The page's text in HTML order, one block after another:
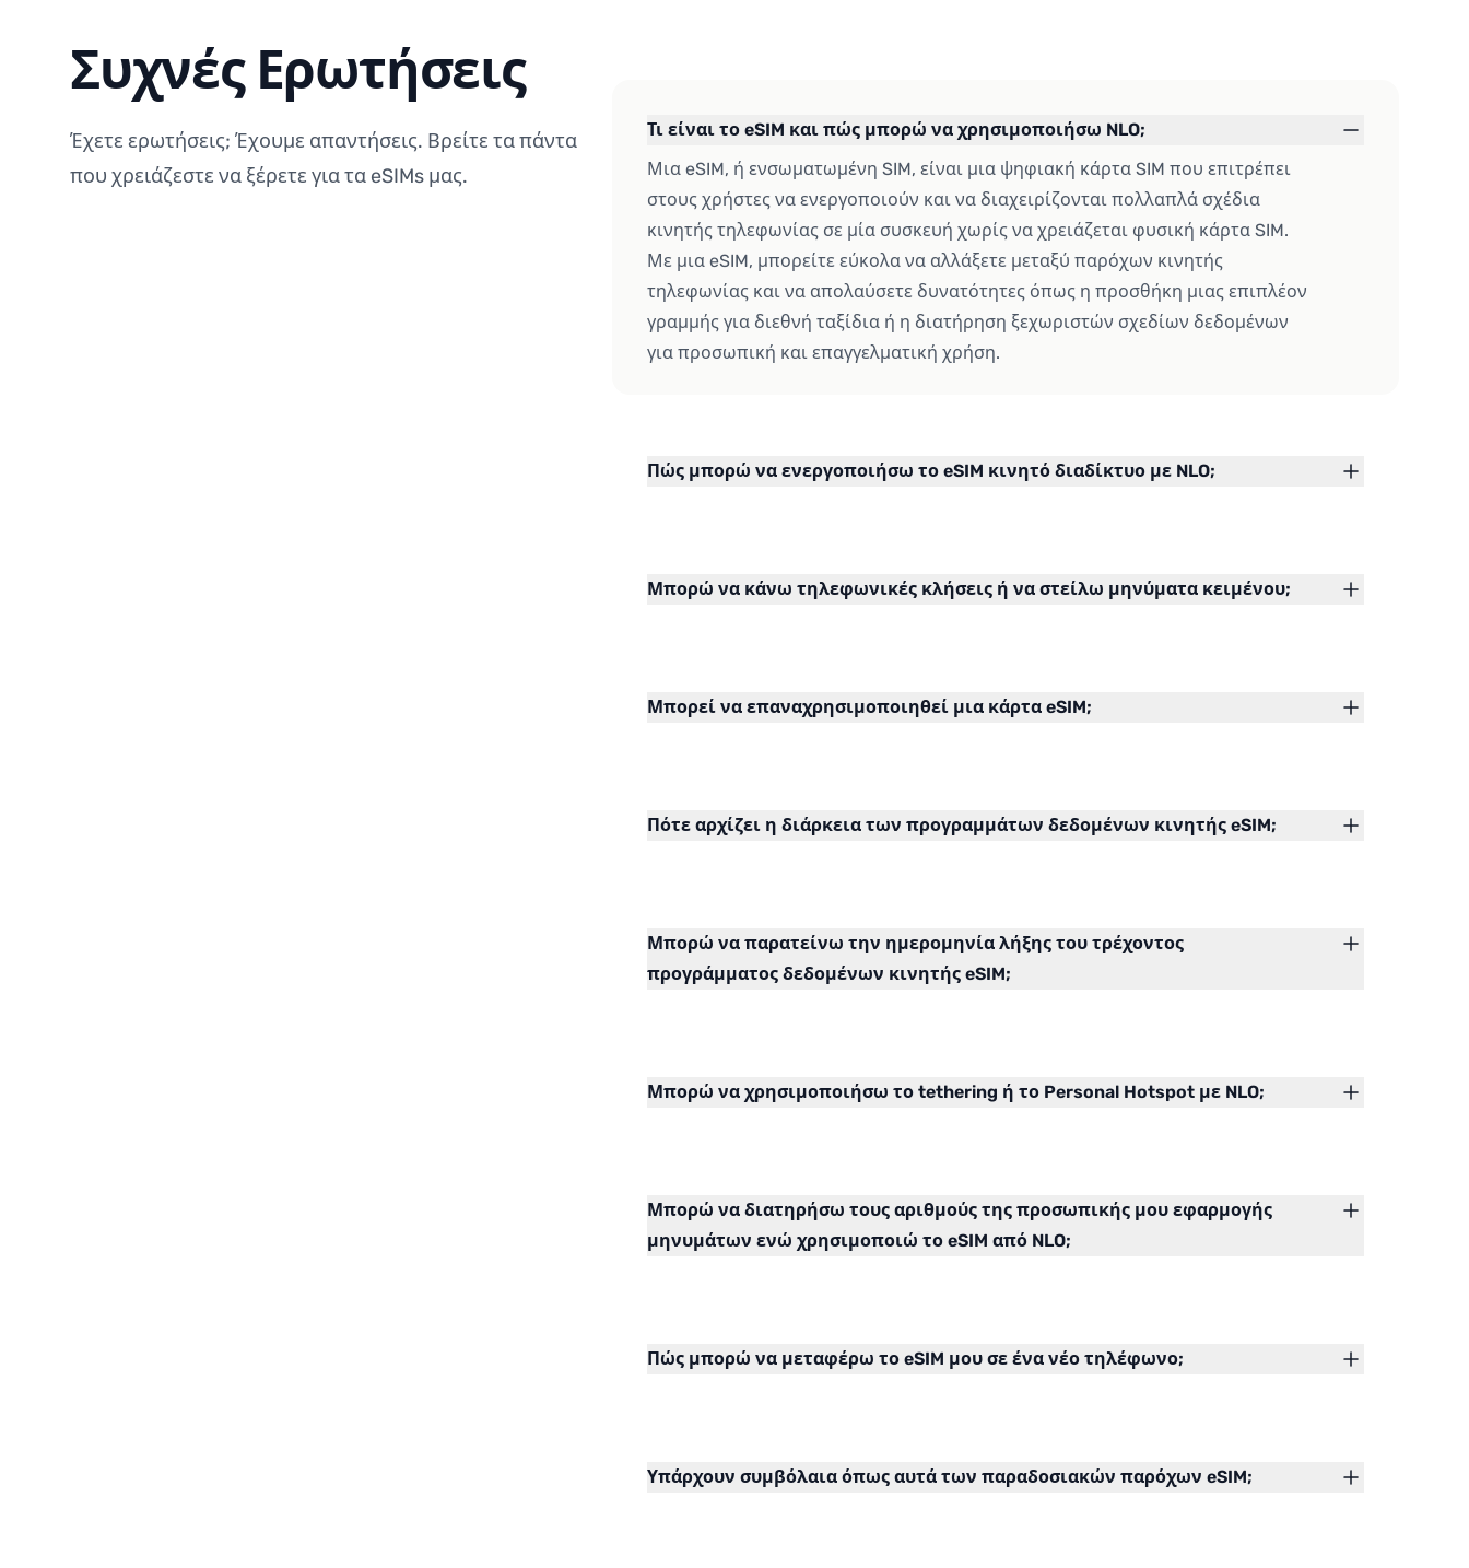
Συχνές Ερωτήσεις
Έχετε ερωτήσεις; Έχουμε απαντήσεις. Βρείτε τα πάντα
που χρειάζεστε να ξέρετε για τα eSIMs μας.
Τι είναι το eSIM και πώς μπορώ να χρησιμοποιήσω NLO;
Μια eSIM, ή ενσωματωμένη SIM, είναι μια ψηφιακή κάρτα SIM που επιτρέπει
στους χρήστες να ενεργοποιούν και να διαχειρίζονται πολλαπλά σχέδια
κινητής τηλεφωνίας σε μία συσκευή χωρίς να χρειάζεται φυσική κάρτα SIM.
Με μια eSIM, μπορείτε εύκολα να αλλάξετε μεταξύ παρόχων κινητής
τηλεφωνίας και να απολαύσετε δυνατότητες όπως η προσθήκη μιας επιπλέον
γραμμής για διεθνή ταξίδια ή η διατήρηση ξεχωριστών σχεδίων δεδομένων
για προσωπική και επαγγελματική χρήση.
Πώς μπορώ να ενεργοποιήσω το eSIM κινητό διαδίκτυο με NLO;
Μπορώ να κάνω τηλεφωνικές κλήσεις ή να στείλω μηνύματα κειμένου;
Μπορεί να επαναχρησιμοποιηθεί μια κάρτα eSIM;
Πότε αρχίζει η διάρκεια των προγραμμάτων δεδομένων κινητής eSIM;
Μπορώ να παρατείνω την ημερομηνία λήξης του τρέχοντος
προγράμματος δεδομένων κινητής eSIM;
Μπορώ να χρησιμοποιήσω το tethering ή το Personal Hotspot με NLO;
Μπορώ να διατηρήσω τους αριθμούς της προσωπικής μου εφαρμογής
μηνυμάτων ενώ χρησιμοποιώ το eSIM από NLO;
Πώς μπορώ να μεταφέρω το eSIM μου σε ένα νέο τηλέφωνο;
Υπάρχουν συμβόλαια όπως αυτά των παραδοσιακών παρόχων eSIM;